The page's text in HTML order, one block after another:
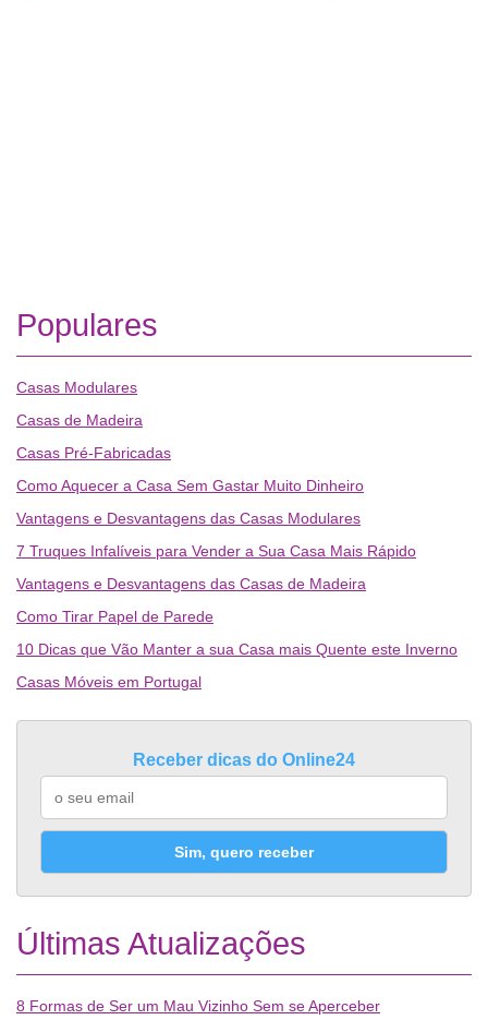
Populares
Casas Modulares
Casas de Madeira
Casas Pré-Fabricadas
Como Aquecer a Casa Sem Gastar Muito Dinheiro
Vantagens e Desvantagens das Casas Modulares
7 Truques Infalíveis para Vender a Sua Casa Mais Rápido
Vantagens e Desvantagens das Casas de Madeira
Como Tirar Papel de Parede
10 Dicas que Vão Manter a sua Casa mais Quente este Inverno
Casas Móveis em Portugal
Receber dicas do Online24
Sim, quero receber
Últimas Atualizações
8 Formas de Ser um Mau Vizinho Sem se Aperceber